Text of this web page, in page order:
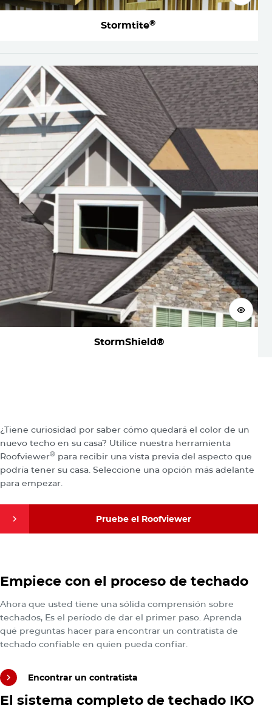
Stormtite®
Ver
StormShield®
Visualizar Su nuevo techo
¿Tiene curiosidad por saber cómo quedará el color de un
nuevo techo en su casa? Utilice nuestra herramienta
Roofviewer® para recibir una vista previa del aspecto que
podría tener su casa. Seleccione una opción más adelante
para empezar.
Pruebe el Roofviewer
Empiece con el proceso de techado
Ahora que usted tiene una sólida comprensión sobre
techados, Es el período de dar el primer paso. Aprenda
qué preguntas hacer para encontrar un contratista de
techado confiable en quien pueda confiar.
Encontrar un contratista
Encontrar un contratista
El sistema completo de techado IKO